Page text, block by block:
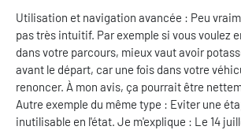
Utilisation et navigation avancée : Peu
pas très intuitif. Par exemple si vous voulez
dans votre parcours, mieux vaut avoir
avant le départ, car une fois dans votre
renoncer. À mon avis, ça pourrait être
Autre exemple du même type : Eviter une
inutilisable en l'état. Je m'explique : Le 14